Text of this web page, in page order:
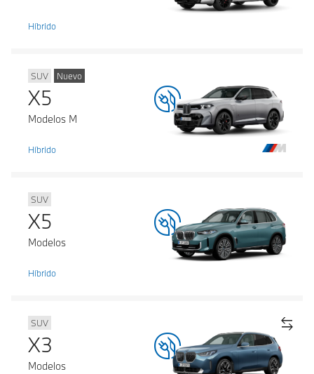
Híbrido
SUV Nuevo
X5
Modelos M
Híbrido
SUV
X5
Modelos
Híbrido
SUV
X3
Modelos